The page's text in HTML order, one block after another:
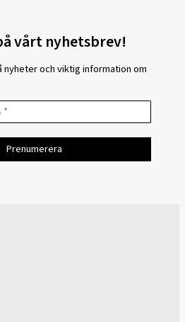
vårt nyhetsbrev!
nyheter och viktig information om